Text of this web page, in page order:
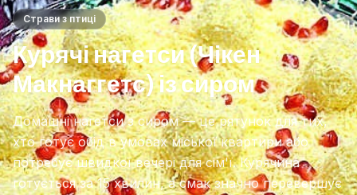
Страви з птиці
Курячі нагетси (Чікен
Макнаггетс) із сиром
Домашні нагетси з сиром — це рятунок для тих,
хто готує обід в умовах міської квартири або
потребує швидкої вечері для сім'ї. Курячина
готується за 15 хвилин, а смак значно перевершує